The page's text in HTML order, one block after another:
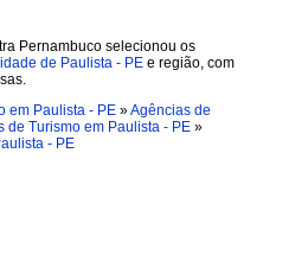
Pernambuco selecionou os
de Paulista - PE e região, com
em Paulista - PE »Agências de
de Turismo em Paulista - PE »
- PE